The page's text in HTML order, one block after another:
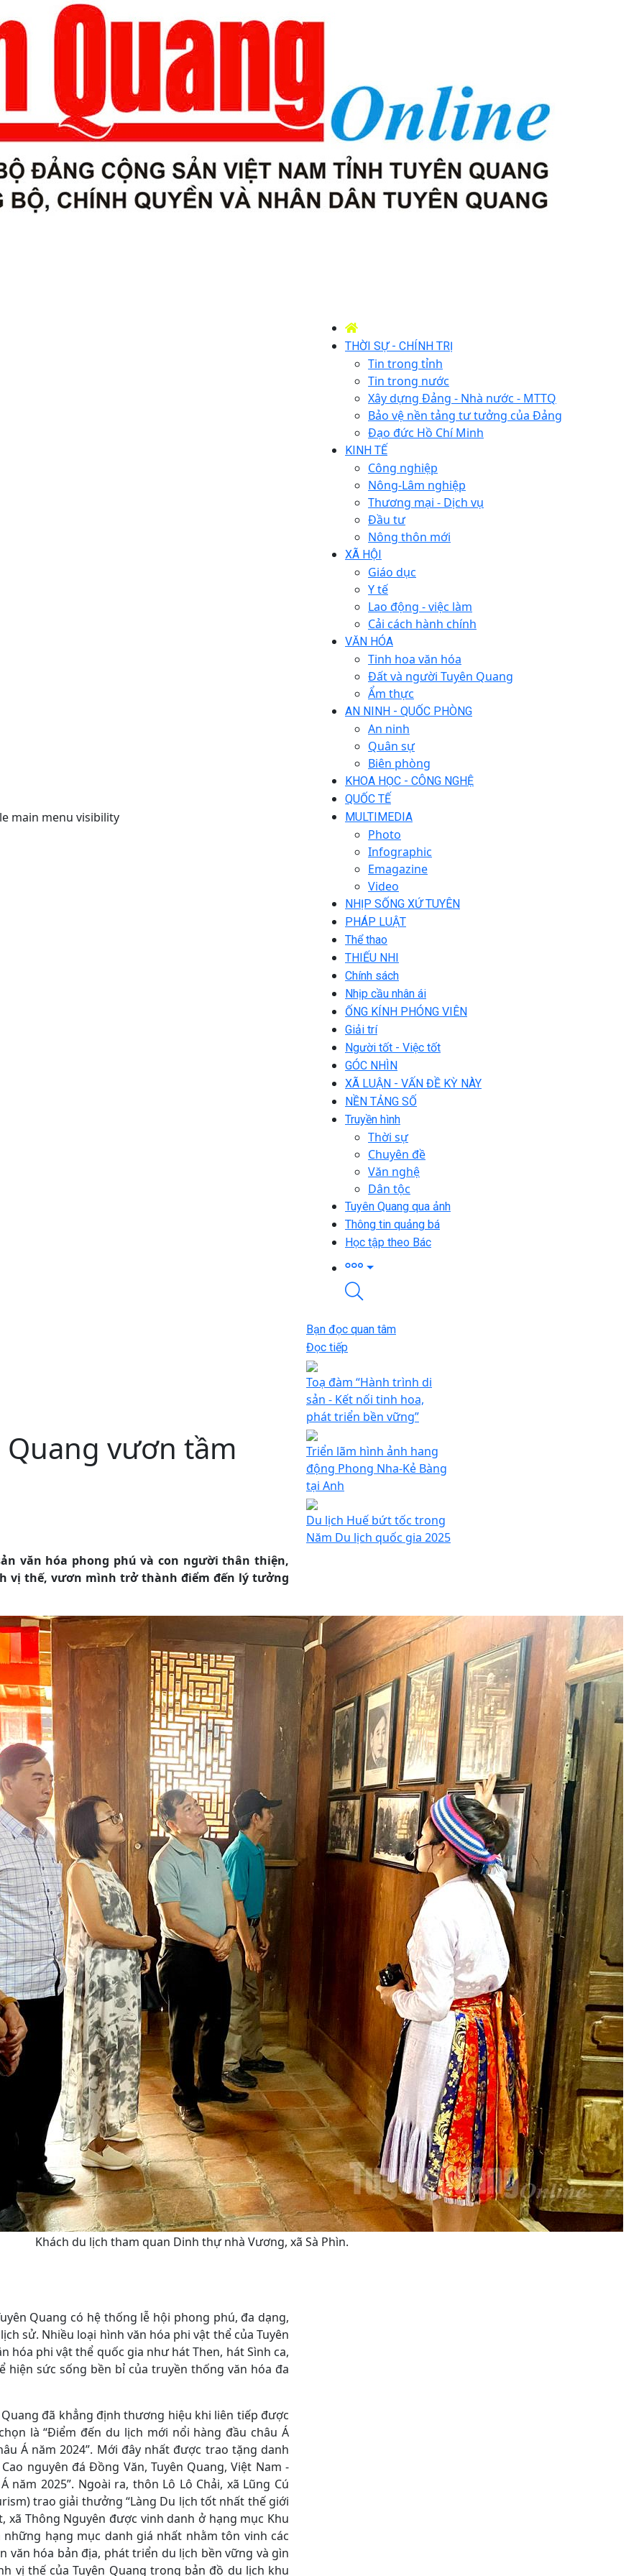
main menu visibility
THỜI SỰ - CHÍNH TRỊ
Tin trong tỉnh
Tin trong nước
Xây dựng Đảng - Nhà nước - MTTQ
Bảo vệ nền tảng tư tưởng của Đảng
Đạo đức Hồ Chí Minh
KINH TẾ
Công nghiệp
Nông-Lâm nghiệp
Thương mại - Dịch vụ
Đầu tư
Nông thôn mới
XÃ HỘI
Giáo dục
Y tế
Lao động - việc làm
Cải cách hành chính
VĂN HÓA
Tinh hoa văn hóa
Đất và người Tuyên Quang
Ẩm thực
AN NINH - QUỐC PHÒNG
An ninh
Quân sự
Biên phòng
KHOA HỌC - CÔNG NGHỆ
QUỐC TẾ
MULTIMEDIA
Photo
Infographic
Emagazine
Video
NHỊP SỐNG XỨ TUYÊN
PHÁP LUẬT
Thể thao
THIẾU NHI
Chính sách
Nhịp cầu nhân ái
ỐNG KÍNH PHÓNG VIÊN
Giải trí
Người tốt - Việc tốt
GÓC NHÌN
XÃ LUẬN - VẤN ĐỀ KỲ NÀY
NỀN TẢNG SỐ
Truyền hình
Thời sự
Chuyên đề
Văn nghệ
Dân tộc
Tuyên Quang qua ảnh
Thông tin quảng bá
Học tập theo Bác
vươn tầm
văn hóa phong phú và con người thân thiện,
vị thế, vươn mình trở thành điểm đến lý tưởng
Khách du lịch tham quan Dinh thự nhà Vương, xã Sà Phìn.
Quang có hệ thống lễ hội phong phú, đa dạng,
sử. Nhiều loại hình văn hóa phi vật thể của Tuyên
hóa phi vật thể quốc gia như hát Then, hát Sình ca,
hiện sức sống bền bỉ của truyền thống văn hóa đa
đã khẳng định thương hiệu khi liên tiếp được
là “Điểm đến du lịch mới nổi hàng đầu châu Á
Á năm 2024”. Mới đây nhất được trao tặng danh
nguyên đá Đồng Văn, Tuyên Quang, Việt Nam -
2025”. Ngoài ra, thôn Lô Lô Chải, xã Lũng Cú
trao giải thưởng “Làng Du lịch tốt nhất thế giới
xã Thông Nguyên được vinh danh ở hạng mục Khu
hạng mục danh giá nhất nhằm tôn vinh các
hóa bản địa, phát triển du lịch bền vững và gìn
vị thế của Tuyên Quang trong bản đồ du lịch khu
Bạn đọc quan tâm
Đọc tiếp
Toạ đàm “Hành trình di
sản - Kết nối tinh hoa,
phát triển bền vững”
Triển lãm hình ảnh hang
động Phong Nha-Kẻ Bàng
tại Anh
Du lịch Huế bứt tốc trong
Năm Du lịch quốc gia 2025